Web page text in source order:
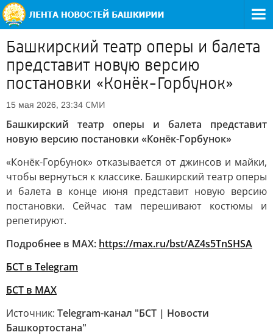
Башкирский театр оперы и балета
представит новую версию
постановки «Конёк-Горбунок»
15 мая 2026, 23:34 СМИ
Башкирский театр оперы и балета представит
новую версию постановки «Конёк-Горбунок»
«Конёк-Горбунок» отказывается от джинсов и майки,
чтобы вернуться к классике. Башкирский театр оперы
и балета в конце июня представит новую версию
постановки. Сейчас там перешивают костюмы и
репетируют.
Подробнее в MAX: https://max.ru/bst/AZ4s5TnSHSA
БСТ в Telegram
БСТ в МАХ
Источник: Telegram-канал "БСТ | Новости
Башкортостана"